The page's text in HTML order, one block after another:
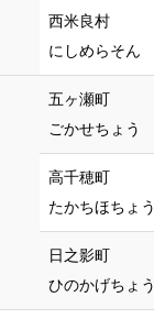
西米良村
にしめらそん
五ヶ瀬町
ごかせちょう
高千穂町
たかちほちょう
日之影町
ひのかげちょう